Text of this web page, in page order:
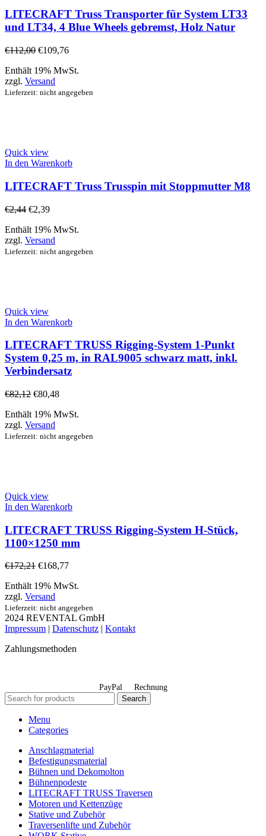
LITECRAFT Truss Transporter für System LT33
und LT34, 4 Blue Wheels gebremst, Holz Natur
€112,00 €109,76
Enthält 19% MwSt.
zzgl. Versand
Lieferzeit: nicht angegeben
Quick view
In den Warenkorb
LITECRAFT Truss Trusspin mit Stoppmutter M8
€2,44 €2,39
Enthält 19% MwSt.
zzgl. Versand
Lieferzeit: nicht angegeben
Quick view
In den Warenkorb
LITECRAFT TRUSS Rigging-System 1-Punkt
System 0,25 m, in RAL9005 schwarz matt, inkl.
Verbindersatz
€82,12 €80,48
Enthält 19% MwSt.
zzgl. Versand
Lieferzeit: nicht angegeben
Quick view
In den Warenkorb
LITECRAFT TRUSS Rigging-System H-Stück,
1100×1250 mm
€172,21 €168,77
Enthält 19% MwSt.
zzgl. Versand
Lieferzeit: nicht angegeben
2024 REVENTAL GmbH
Impressum
Datenschutz
Kontakt
Zahlungsmethoden
PayPal Rechnung
Search
Menu
Categories
Anschlagmaterial
Befestigungsmaterial
Bühnen und Dekomolton
Bühnenpodeste
LITECRAFT TRUSS Traversen
Motoren und Kettenzüge
Stative und Zubehör
Traversenlifte und Zubehör